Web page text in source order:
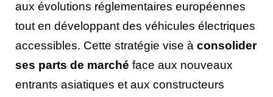
aux évolutions réglementaires européennes
tout en développant des véhicules électriques
accessibles. Cette stratégie vise à consolider
ses parts de marché face aux nouveaux
entrants asiatiques et aux constructeurs